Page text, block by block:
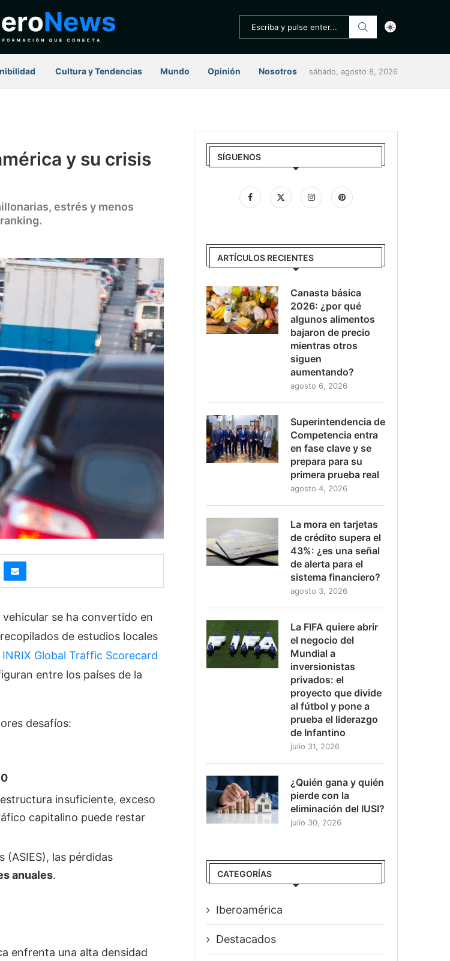
⁠ Cultura y Tendencias Mundo Opinión Nosotros sábado, agosto 8, 2026
y su crisis
estrés y menos
se ha convertido en
de estudios locales
INRIX Global Traffic Scorecard
entre los países de la
desafíos:
insuficiente, exceso
capitalino puede restar
(ASIES), las pérdidas
anuales.
enfrenta una alta densidad
SÍGUENOS
ARTÍCULOS RECIENTES
Canasta básica
2026: ¿por qué
algunos alimentos
bajaron de precio
mientras otros
siguen
aumentando?
agosto 6, 2026
Superintendencia de
Competencia entra
en fase clave y se
prepara para su
primera prueba real
agosto 4, 2026
La mora en tarjetas
de crédito supera el
43%: ¿es una señal
de alerta para el
sistema financiero?
agosto 3, 2026
La FIFA quiere abrir
el negocio del
Mundial a
inversionistas
privados: el
proyecto que divide
al fútbol y pone a
prueba el liderazgo
de Infantino
julio 31, 2026
¿Quién gana y quién
pierde con la
eliminación del IUSI?
julio 30, 2026
CATEGORÍAS
Iberoamérica
Destacados